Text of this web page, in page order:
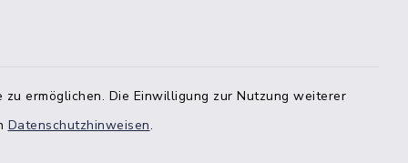
ermöglichen. Die Einwilligung zur Nutzung weiterer
Datenschutzhinweisen.